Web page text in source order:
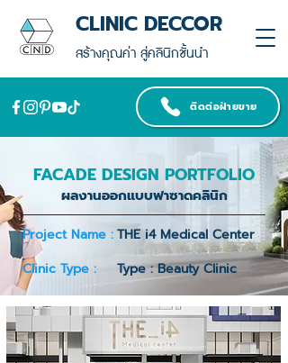
สร้างคุณค่า สู่คลินิกชั้นนำ
CLINIC DECCOR
ติดต่อฝ่ายขาย
FACADE DESIGN PORTFOLIO
ผลงานออกแบบฟาซาดคลินิก
Project Name :THE i4 Medical Center
Clinic Type :
Type : Beauty Clinic